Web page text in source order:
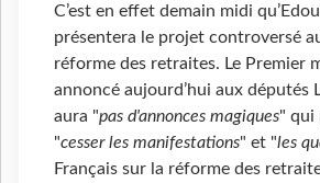
C’est en effet demain midi
présentera le projet controversé
réforme des retraites. Le Premier
annoncé aujourd’hui aux députés
aura "pas d'annonces magiques" qui
"cesser les manifestations" et "les
Français sur la réforme des